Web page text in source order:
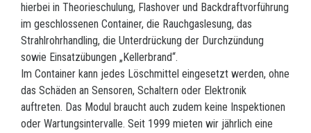
hierbei in Theorieschulung, Flashover und Backdraftvorführung
im geschlossenen Container, die Rauchgaslesung, das
Strahlrohrhandling, die Unterdrückung der Durchzündung
sowie Einsatzübungen „Kellerbrand“.
Im Container kann jedes Löschmittel eingesetzt werden, ohne
das Schäden an Sensoren, Schaltern oder Elektronik
auftreten. Das Modul braucht auch zudem keine Inspektionen
oder Wartungsintervalle. Seit 1999 mieten wir jährlich eine